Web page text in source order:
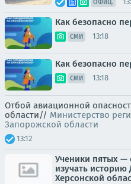
ОФИЦ.
Как безопасно
СМИ 13:18
Как безопасно
СМИ 13:18
Отбой авиационной
области// Министерство
Запорожской области
13:12
Ученики пятых —
изучать
Херсонской